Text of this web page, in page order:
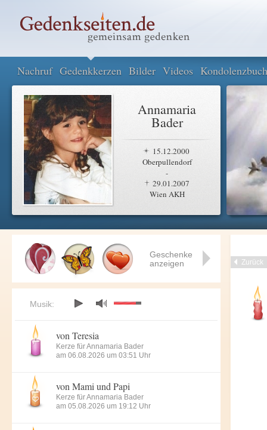
Nachruf Gedenkkerzen Bilder Videos Kondolenzbuch
Annamaria
Bader
15.12.2000
Oberpullendorf
-
29.01.2007
Wien AKH
Zurück
Geschenke
anzeigen
Musik:
von Teresia
Kerze für Annamaria Bader
am 06.08.2026 um 03:51 Uhr
von Mami und Papi
Kerze für Annamaria Bader
am 05.08.2026 um 19:12 Uhr